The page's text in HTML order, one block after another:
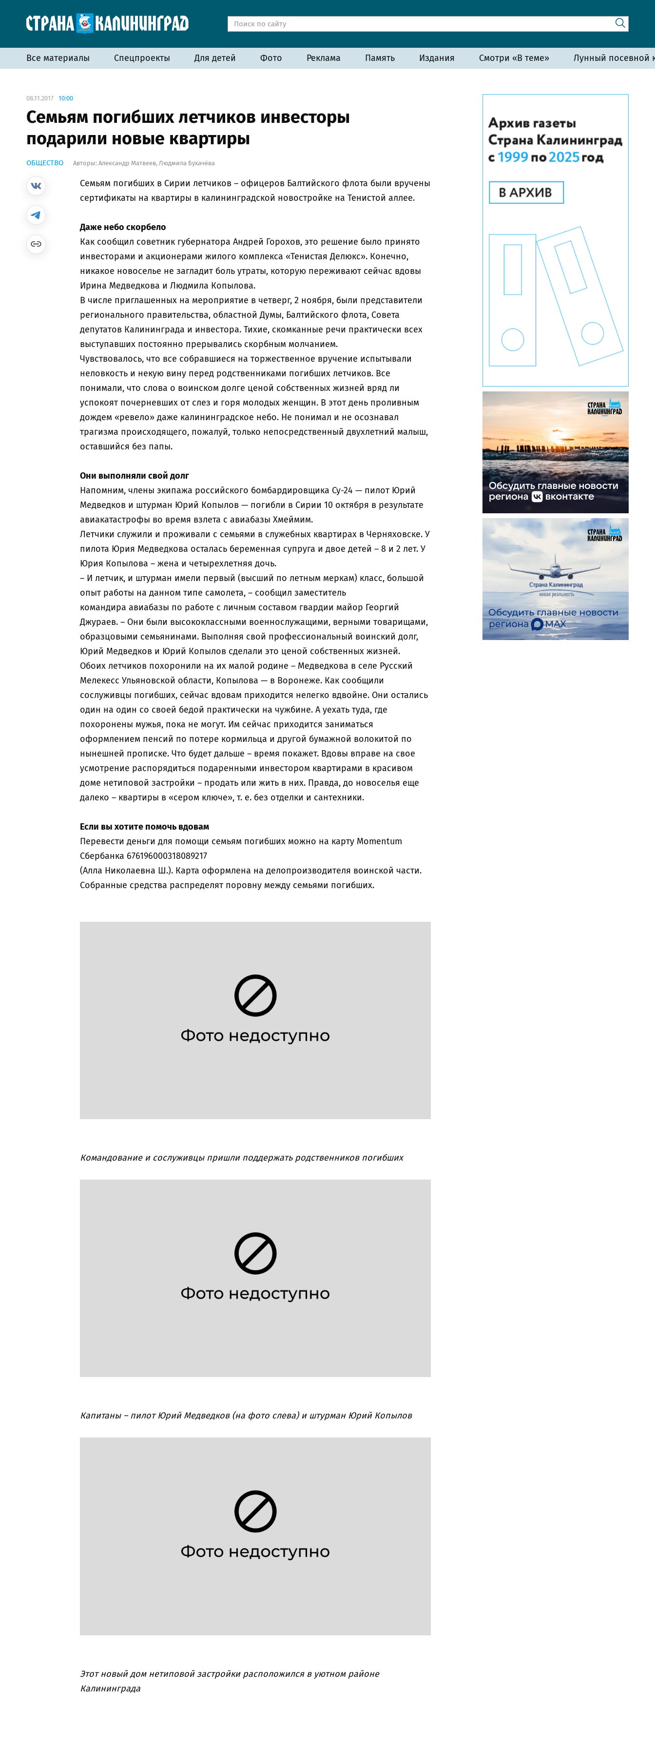
Все материалы Спецпроекты Для детей Фото Реклама Память Издания Смотри «В теме» Лунный посевной
08.11.2017 10:00
Семьям погибших летчиков инвесторы
подарили новые квартиры
ОБЩЕСТВО Авторы: Александр Матвеев, Людмила Бухачёва
Семьям погибших в Сирии летчиков – офицеров Балтийского флота были вручены
сертификаты на квартиры в калининградской новостройке на Тенистой аллее.
Даже небо скорбело
Как сообщил советник губернатора Андрей Горохов, это решение было принято
инвесторами и акционерами жилого комплекса «Тенистая Делюкс». Конечно,
никакое новоселье не загладит боль утраты, которую переживают сейчас вдовы
Ирина Медведкова и Людмила Копылова.
В числе приглашенных на мероприятие в четверг, 2 ноября, были представители
регионального правительства, областной Думы, Балтийского флота, Совета
депутатов Калининграда и инвестора. Тихие, скомканные речи практически всех
выступавших постоянно прерывались скорбным молчанием.
Чувствовалось, что все собравшиеся на торжественное вручение испытывали
неловкость и некую вину перед родственниками погибших летчиков. Все
понимали, что слова о воинском долге ценой собственных жизней вряд ли
успокоят почерневших от слез и горя молодых женщин. В этот день проливным
дождем «ревело» даже калининградское небо. Не понимал и не осознавал
трагизма происходящего, пожалуй, только непосредственный двухлетний малыш,
оставшийся без папы.
Они выполняли свой долг
Напомним, члены экипажа российского бомбардировщика Су-24 — пилот Юрий
Медведков и штурман Юрий Копылов — погибли в Сирии 10 октября в результате
авиакатастрофы во время взлета с авиабазы Хмеймим.
Летчики служили и проживали с семьями в служебных квартирах в Черняховске. У
пилота Юрия Медведкова осталась беременная супруга и двое детей – 8 и 2 лет. У
Юрия Копылова – жена и четырехлетняя дочь.
– И летчик, и штурман имели первый (высший по летным меркам) класс, большой
опыт работы на данном типе самолета, – сообщил заместитель
командира авиабазы по работе с личным составом гвардии майор Георгий
Джураев. – Они были высококлассными военнослужащими, верными товарищами,
образцовыми семьянинами. Выполняя свой профессиональный воинский долг,
Юрий Медведков и Юрий Копылов сделали это ценой собственных жизней.
Обоих летчиков похоронили на их малой родине – Медведкова в селе Русский
Мелекесс Ульяновской области, Копылова — в Воронеже. Как сообщили
сослуживцы погибших, сейчас вдовам приходится нелегко вдвойне. Они остались
один на один со своей бедой практически на чужбине. А уехать туда, где
похоронены мужья, пока не могут. Им сейчас приходится заниматься
оформлением пенсий по потере кормильца и другой бумажной волокитой по
нынешней прописке. Что будет дальше – время покажет. Вдовы вправе на свое
усмотрение распорядиться подаренными инвестором квартирами в красивом
доме нетиповой застройки – продать или жить в них. Правда, до новоселья еще
далеко – квартиры в «сером ключе», т. е. без отделки и сантехники.
Если вы хотите помочь вдовам
Перевести деньги для помощи семьям погибших можно на карту Momentum
Сбербанка 676196000318089217
(Алла Николаевна Ш.). Карта оформлена на делопроизводителя воинской части.
Собранные средства распределят поровну между семьями погибших.
Командование и сослуживцы пришли поддержать родственников погибших
Капитаны – пилот Юрий Медведков (на фото слева) и штурман Юрий Копылов
Этот новый дом нетиповой застройки расположился в уютном районе
Калининграда